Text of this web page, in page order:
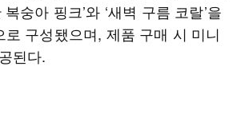
숭아 핑크’와 ‘새벽 구름 코랄’을
로 구성됐으며, 제품 구매 시 미니
된다.